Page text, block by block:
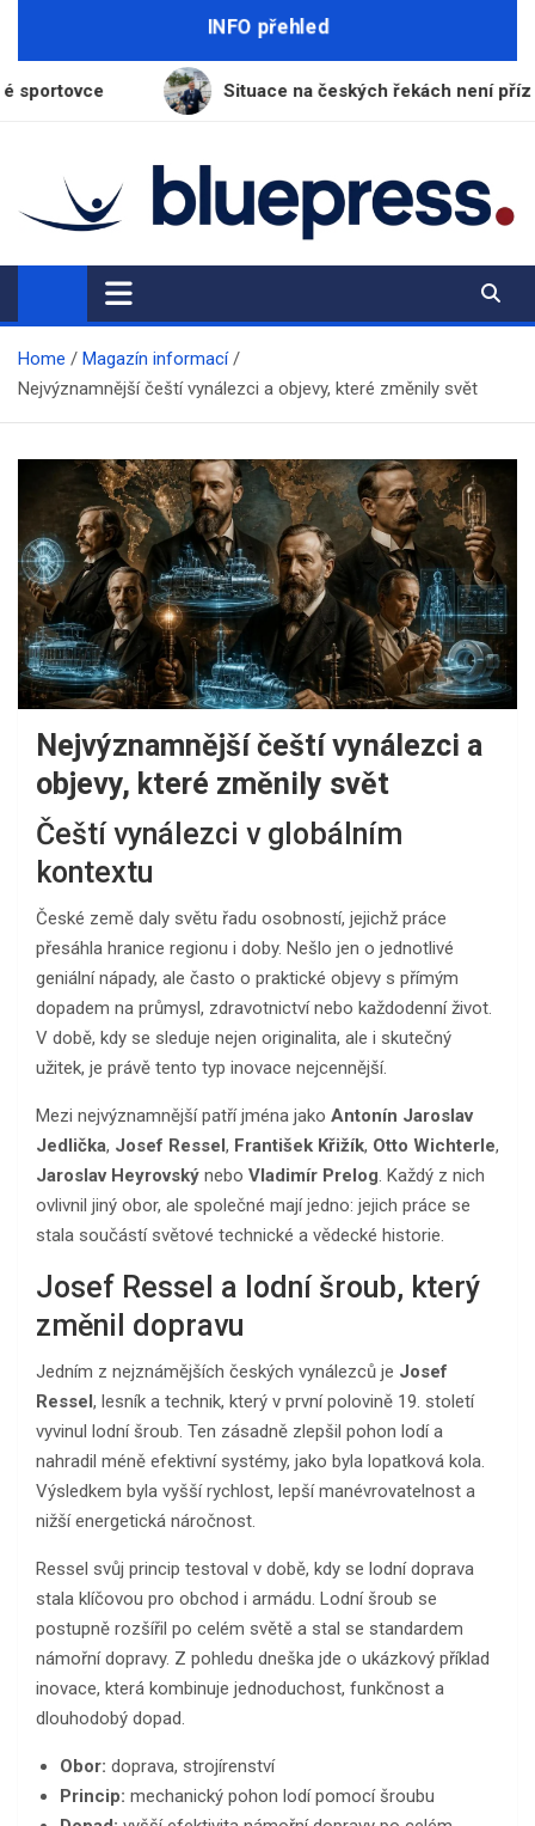
INFO přehled
Situace na českých řekách není příznivá, varuje
BluePress.cz
Seriózní průvodce moderním životem
Home
Magazín informací
Nejvýznamnější čeští vynálezci a objevy, které změnily svět
Nejvýznamnější čeští vynálezci a
objevy, které změnily svět
Čeští vynálezci v globálním
kontextu
České země daly světu řadu osobností, jejichž práce
přesáhla hranice regionu i doby. Nešlo jen o jednotlivé
geniální nápady, ale často o praktické objevy s přímým
dopadem na průmysl, zdravotnictví nebo každodenní život.
V době, kdy se sleduje nejen originalita, ale i skutečný
užitek, je právě tento typ inovace nejcennější.
Mezi nejvýznamnější patří jména jako Antonín Jaroslav
Jedlička, Josef Ressel, František Křižík, Otto Wichterle,
Jaroslav Heyrovský nebo Vladimír Prelog. Každý z nich
ovlivnil jiný obor, ale společné mají jedno: jejich práce se
stala součástí světové technické a vědecké historie.
Josef Ressel a lodní šroub, který
změnil dopravu
Jedním z nejznámějších českých vynálezců je Josef
Ressel, lesník a technik, který v první polovině 19. století
vyvinul lodní šroub. Ten zásadně zlepšil pohon lodí a
nahradil méně efektivní systémy, jako byla lopatková kola.
Výsledkem byla vyšší rychlost, lepší manévrovatelnost a
nižší energetická náročnost.
Ressel svůj princip testoval v době, kdy se lodní doprava
stala klíčovou pro obchod i armádu. Lodní šroub se
postupně rozšířil po celém světě a stal se standardem
námořní dopravy. Z pohledu dneška jde o ukázkový příklad
inovace, která kombinuje jednoduchost, funkčnost a
dlouhodobý dopad.
Obor: doprava, strojírenství
Princip: mechanický pohon lodí pomocí šroubu